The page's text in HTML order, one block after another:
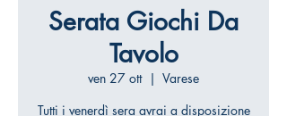
Serata Giochi Da
Tavolo
ven 27 ott
  |
Varese
Tutti i venerdì sera avrai a disposizione